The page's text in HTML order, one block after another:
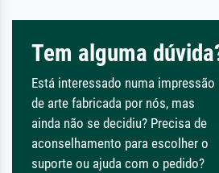
Tem alguma
Está interessado numa impressão
de arte fabricada por nós, mas
ainda não se decidiu? Precisa de
aconselhamento para escolher o
suporte ou ajuda com o pedido?